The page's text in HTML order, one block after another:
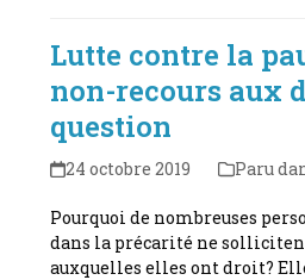
Lutte contre la
non-recours aux
question
24 octobre 2019 Paru
Pourquoi de nombreuses
dans la précarité ne
auxquelles elles ont droit?